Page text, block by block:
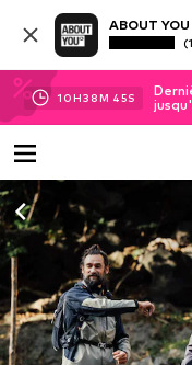
ABOUT
10H38M 44S